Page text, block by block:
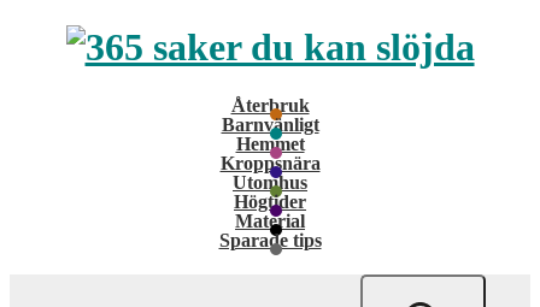
Återbruk
Barnvänligt
Hemmet
Kroppsnära
Utomhus
Högtider
Material
Sparade tips